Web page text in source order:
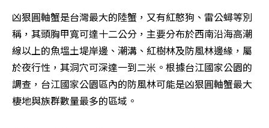
凶狠圓軸蟹是台灣最大的陸蟹，又有紅憨狗、雷公蟳等別
稱，其頭胸甲寬可達十二公分，主要分布於西南沿海高潮
線以上的魚塭土堤岸邊、潮溝、紅樹林及防風林邊緣，屬
於夜行性，其洞穴可深達一到二米。根據台江國家公園的
調查，台江國家公園區內的防風林可能是凶狠圓軸蟹最大
棲地與族群數量最多的區域。